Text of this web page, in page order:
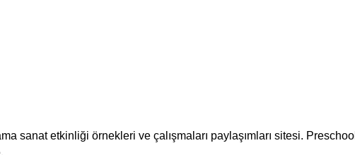
sanat etkinliği örnekleri ve çalışmaları paylaşımları sitesi. Preschool